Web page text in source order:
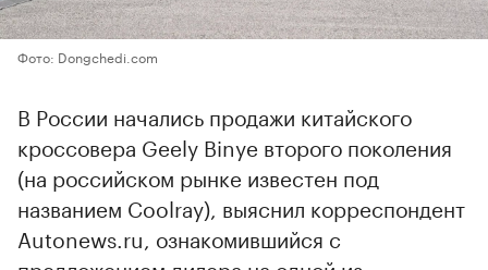
Фото: Dongchedi.com
В России начались продажи китайского
кроссовера Geely Binye второго поколения
(на российском рынке известен под
названием Coolray), выяснил корреспондент
Autonews.ru, ознакомившийся с